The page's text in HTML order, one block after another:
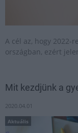
A cél az, hogy 2022-
országban, ezért
Mit kezdjünk a
2020.04.01
Aktuális